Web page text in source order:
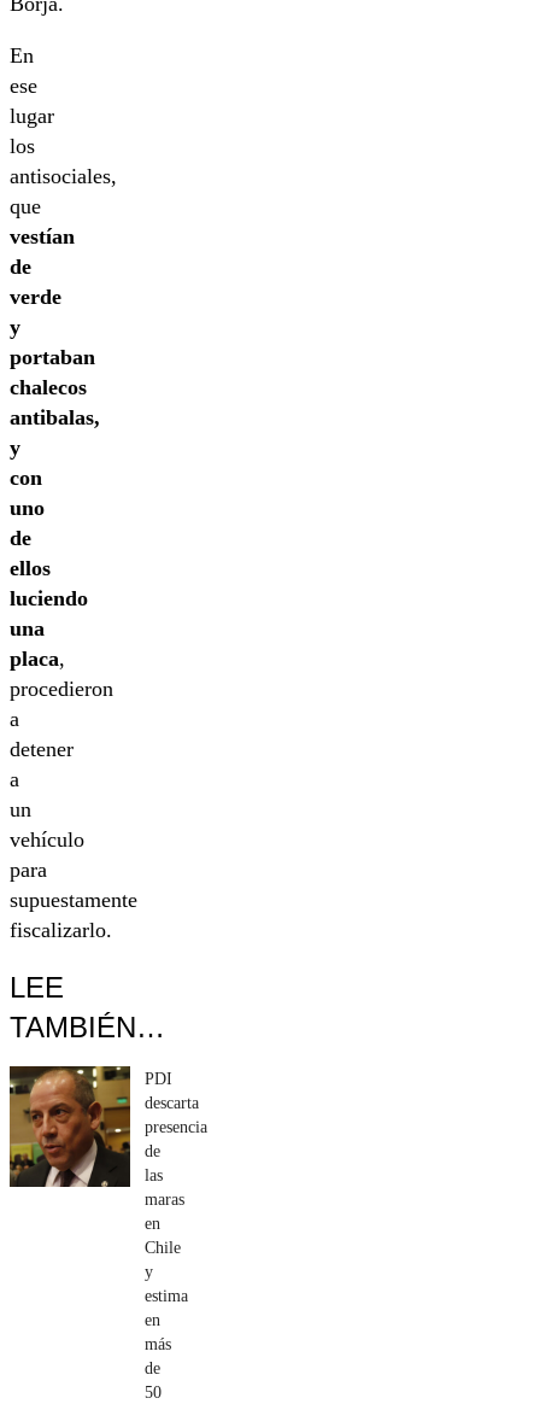
En
ese
lugar
los
antisociales,
que
vestían
de
verde
y
portaban
chalecos
antibalas,
y
con
uno
de
ellos
luciendo
una
placa,
procedieron
a
detener
a
un
vehículo
para
supuestamente
fiscalizarlo.
LEE
TAMBIÉN…
PDI
descarta
presencia
de
las
maras
en
Chile
y
estima
en
más
de
50